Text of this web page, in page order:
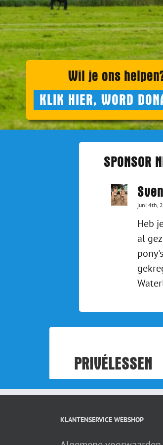
Wil je ons
KLIK HIER, WORD
SPONSOR
juni 4th,
Heb
al
PRIVÉLESSEN
KLANTENSERVICE WEBSHOP